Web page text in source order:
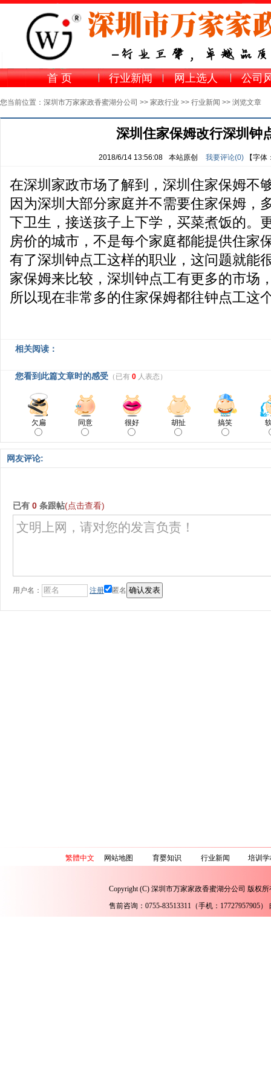
首 页 行业新闻 网上选人 公司
您当前位置： 深圳市万家家政香蜜湖分公司 >> 家政行业 >> 行业新闻 >> 浏览文章
深圳住家保姆改行深圳钟
2018/6/14 13:56:08 本站原创 我要评论(0) 【字体
在深圳家政市场了解到，深圳住家保姆不
因为深圳大部分家庭并不需要住家保姆，
下卫生，接送孩子上下学，买菜煮饭的。
房价的城市，不是每个家庭都能提供住家
有了深圳钟点工这样的职业，这问题就能
家保姆来比较，深圳钟点工有更多的市场
所以现在非常多的住家保姆都往钟点工这
相关阅读：
您看到此篇文章时的感受 （已有 0 人表态）
欠扁 同意 很好 胡扯 搞笑
网友评论:
已有 0 条跟帖(点击查看)
用户名： 注册 匿名
繁體中文 网站地图
Copyright (C) 深圳市万家家政香蜜湖分公司 版权
售前咨询：0755-83513311（手机：17727957905
育婴知识 行业新闻 培训